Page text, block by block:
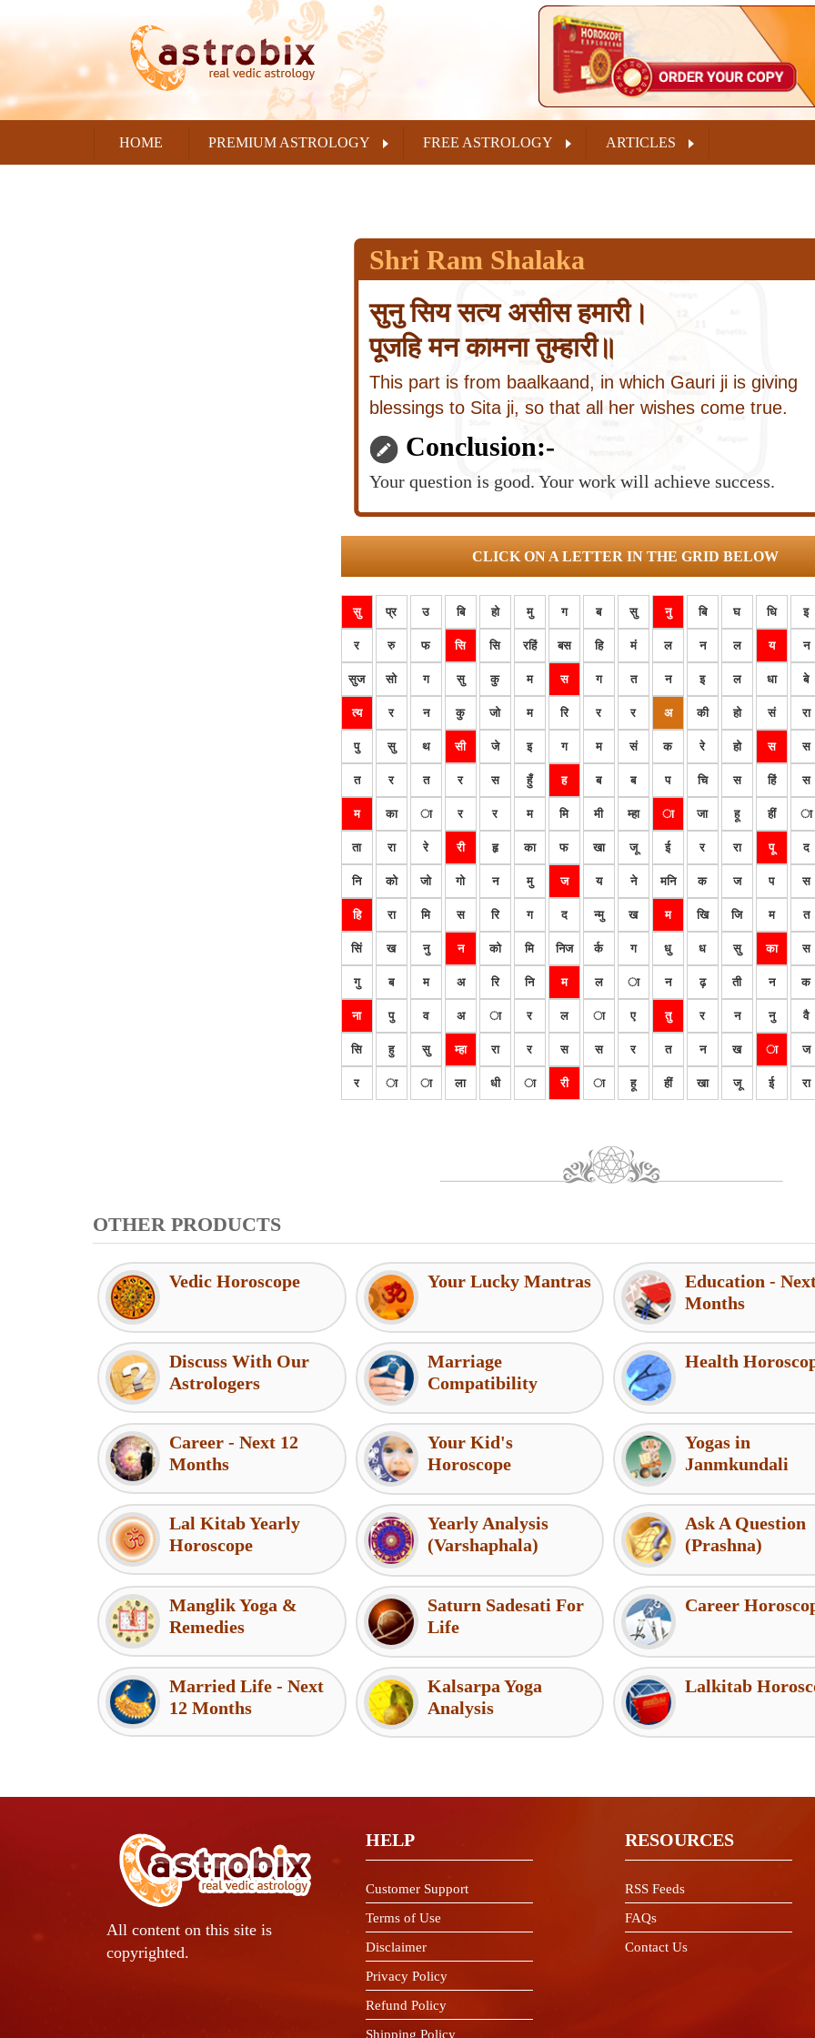
HOME PREMIUM ASTROLOGY FREE ASTROLOGY ARTICLES
Shri Ram Shalaka
सुनु सिय सत्य असीस हमारी।
पूजहि मन कामना तुम्हारी॥
This part is from baalkaand, in which Gauri ji is giving
blessings to Sita ji, so that all her wishes come true.
Conclusion:-
Your question is good. Your work will achieve success.
CLICK ON A LETTER IN THE GRID BELOW
सु प्र उ बि हो मु ग ब सु नु बि घ धि इ
र रु फ सि सि रहिं बस हि मं ल न ल य न
सुज सो ग सु कु म स ग त न इ ल धा बे
त्य र न कु जो म रि र र अ की हो सं रा
पु सु थ सी जे इ ग म सं क रे हो स स
त र त र स हुँ ह ब ब प चि स हिं स
म का ा र र म मि मी म्हा ा जा हू हीं ा
ता रा रे री हृ का फ खा जू ई र रा पू द
नि को जो गो न मु ज य ने मनि क ज प स
हि रा मि स रि ग द न्मु ख म खि जि म त
सिं ख नु न को मि निज र्क ग धु ध सु का स
गु ब म अ रि नि म ल ा न ढ़ ती न क
ना पु व अ ा र ल ा ए तु र न नु वै
सि हु सु म्हा रा र स स र त न ख ा ज
र ा ा ला धी ा री ा हू हीं खा जू ई रा
OTHER PRODUCTS
Vedic Horoscope Your Lucky Mantras
Education -
Months
Discuss With Our
Astrologers
Marriage
Compatibility
Health
Career - Next 12
Months
Your Kid's
Horoscope
Yogas in
Janmkundali
Lal Kitab Yearly
Horoscope
Yearly Analysis
(Varshaphala)
Ask A Question
(Prashna)
Manglik Yoga &
Remedies
Saturn Sadesati For
Life
Career
Married Life - Next
12 Months
Kalsarpa Yoga
Analysis
Lalkitab
All content on this site is
copyrighted.
HELP
Customer Support
Terms of Use
Disclaimer
Privacy Policy
Refund Policy
Shipping Policy
RESOURCES
RSS Feeds
FAQs
Contact Us